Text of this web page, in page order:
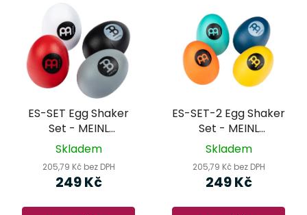
ES-SET Egg Shaker
Set - MEINL
Percussion
Skladem
205,79 Kč bez DPH
249 Kč
ES-SET-2 Egg Shaker
Set - MEINL
Percussion
Skladem
205,79 Kč bez DPH
249 Kč